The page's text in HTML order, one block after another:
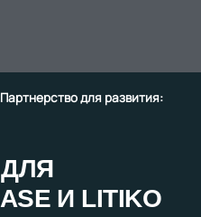
Партнерство для развития:
И LITIKO